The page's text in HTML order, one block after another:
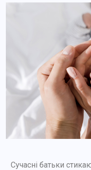
Сучасні батьки